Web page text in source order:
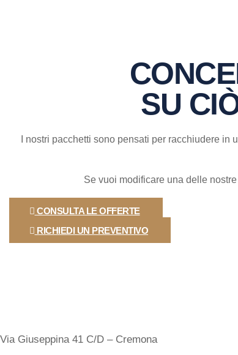
SU
I nostri pacchetti sono pensati per racchiudere
Se vuoi modificare una delle
CONSULTA LE OFFERTE
RICHIEDI UN PREVENTIVO
Via Giuseppina 41 C/D – Cremona